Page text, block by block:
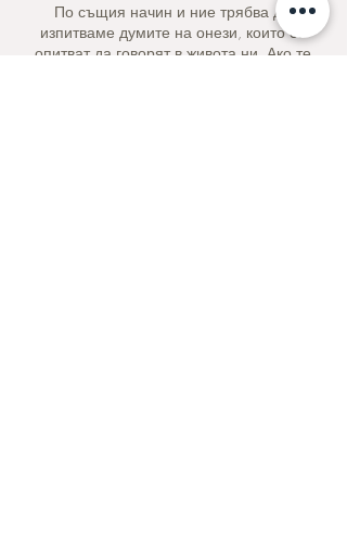
По същия начин и ние трябва да
изпитваме думите на онези, които се
опитват да говорят в живота ни. Ако те